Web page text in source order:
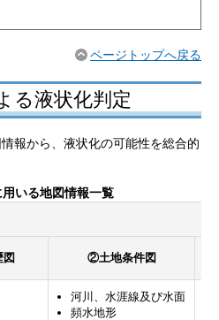
ページトップへ戻る
る液状化判定
報から、液状化の可能性を総合的
いる地図情報一覧
図 ②土地条件図
河川、水涯線及び水面
頻水地形